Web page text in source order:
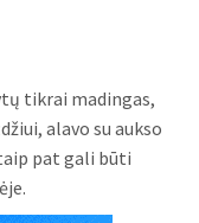
tikrai madingas,
alavo su aukso
pat gali būti